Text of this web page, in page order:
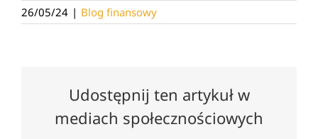
26/05/24 | Blog finansowy
Udostępnij ten artykuł w
mediach społecznościowych